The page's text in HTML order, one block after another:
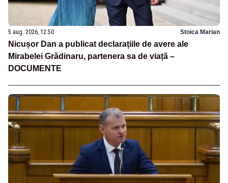
5 aug. 2026, 12:50 Stoica Marian
Nicușor Dan a publicat declarațiile de avere ale
Mirabelei Grădinaru, partenera sa de viață –
DOCUMENTE